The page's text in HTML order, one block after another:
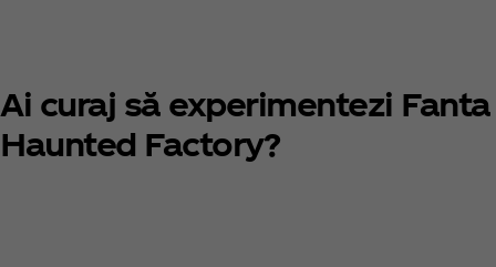
Ai curaj să experimentezi Fanta
Haunted Factory?